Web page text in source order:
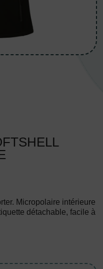
Micropolaire intérieure
détachable, facile à